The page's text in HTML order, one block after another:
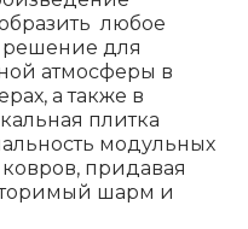
любое
решение для
атмосферы в
а также в
плитка
модульных
придавая
шарм и